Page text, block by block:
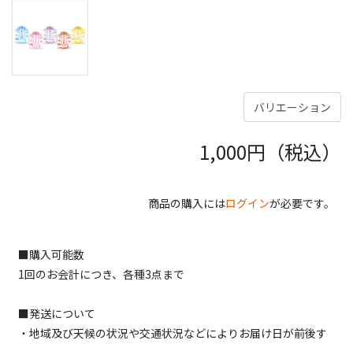
1,000円（税込）
商品の購入にはログインが必要です。
■購入可能数
1回のお会計につき、各種3点まで
■発送について
・地域及び天候の状況や交通状況などによりお届け日が前後す